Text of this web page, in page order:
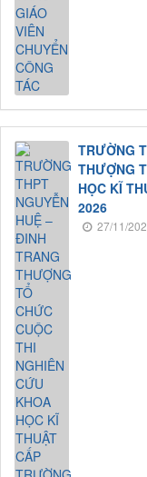
TRƯỜNG
THƯỢNG
HỌC KĨ
2026
27/11/